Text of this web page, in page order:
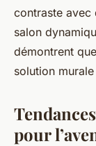
contraste avec
salon
démontrent que
solution
pour